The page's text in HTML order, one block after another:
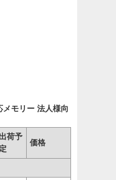
メモリー 法人様向
荷予
定
価格